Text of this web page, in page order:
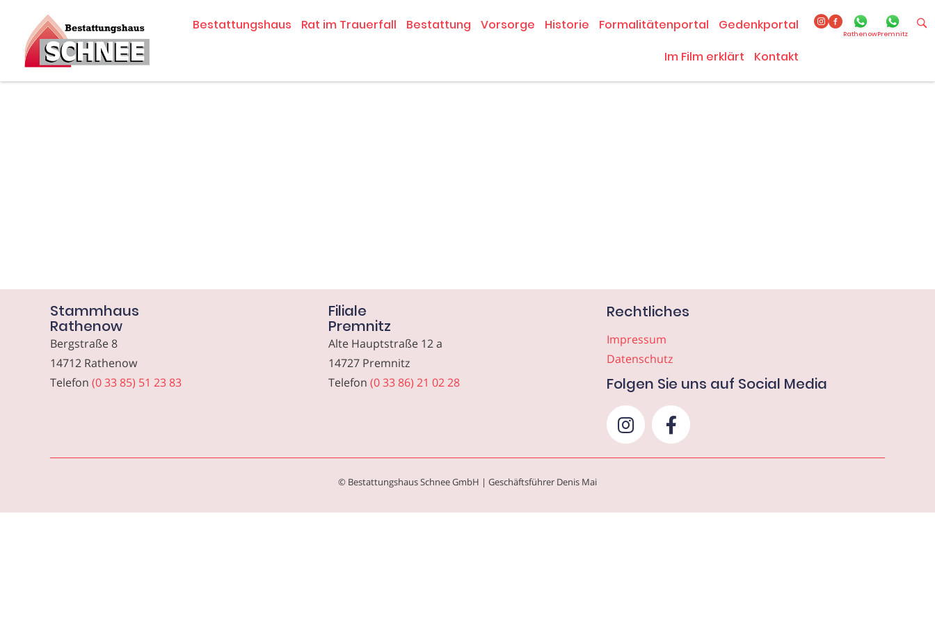
springen
Bestattungshaus Rat im Trauerfall Bestattung Vorsorge Historie Formalitätenportal
Gedenkportal
Im Film erklärt
Kontakt
RathenowPremnitz
Stammhaus
Rathenow
Bergstraße 8
14712 Rathenow
Telefon (0 33 85) 51 23 83
Filiale
Premnitz
Alte Hauptstraße 12 a
14727 Premnitz
Telefon (0 33 86) 21 02 28
Rechtliches
Impressum
Datenschutz
Folgen Sie uns auf Social Media
© Bestattungshaus Schnee GmbH | Geschäftsführer Denis Mai